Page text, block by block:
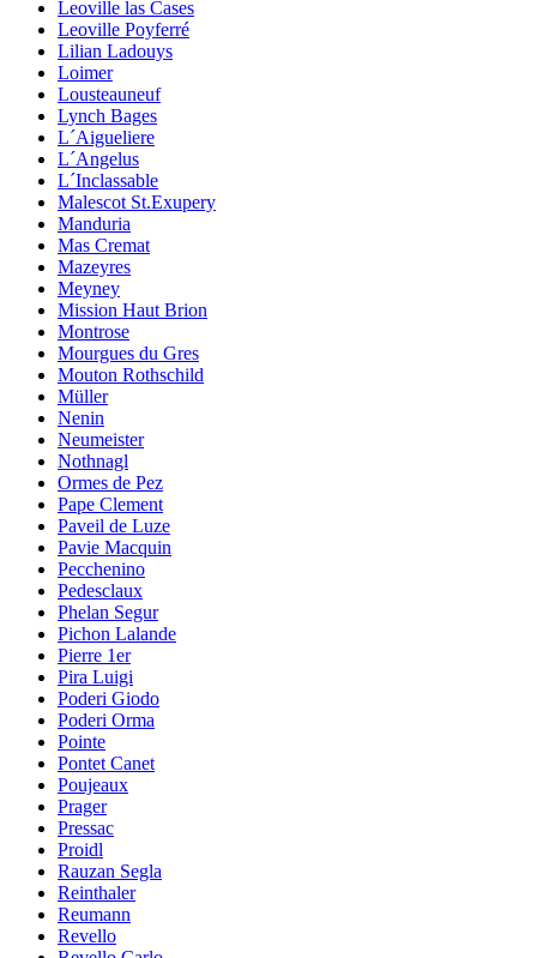
Leoville las Cases
Leoville Poyferré
Lilian Ladouys
Loimer
Lousteauneuf
Lynch Bages
L´Aigueliere
L´Angelus
L´Inclassable
Malescot St.Exupery
Manduria
Mas Cremat
Mazeyres
Meyney
Mission Haut Brion
Montrose
Mourgues du Gres
Mouton Rothschild
Müller
Nenin
Neumeister
Nothnagl
Ormes de Pez
Pape Clement
Paveil de Luze
Pavie Macquin
Pecchenino
Pedesclaux
Phelan Segur
Pichon Lalande
Pierre 1er
Pira Luigi
Poderi Giodo
Poderi Orma
Pointe
Pontet Canet
Poujeaux
Prager
Pressac
Proidl
Rauzan Segla
Reinthaler
Reumann
Revello